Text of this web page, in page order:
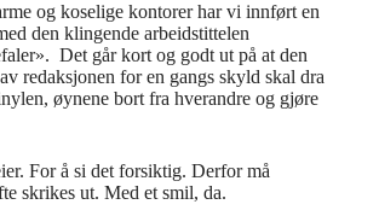
og koselige kontorer har vi innført en
den klingende arbeidstittelen
Det går kort og godt ut på at den
redaksjonen for en gangs skyld skal dra
øynene bort fra hverandre og gjøre
For å si det forsiktig. Derfor må
skrikes ut. Med et smil, da.